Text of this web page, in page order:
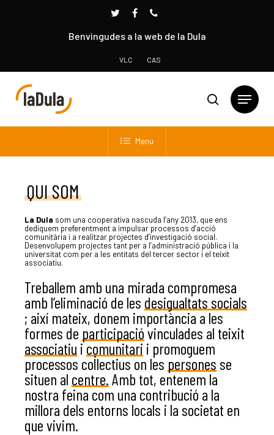
Benvingudes a la web de la Dula
VLC CAS
Menu
QUI SOM
La Dula som una cooperativa nascuda l’any 2013, que ens
dediquem preferentment a impulsar processos d’acció
comunitària i a realitzar projectes d’investigació social.
Desenvolupem projectes tant per a l’administració pública i la
universitat com per a les entitats del tercer sector i el teixit
associatiu.
Treballem amb una mirada compromesa
amb l’eliminació de les desigualtats socials
; així mateix, donem importància a les
formes de participacióvinculades al teixit
associatiu icomunitari i promoguem
processos col·lectius on les persones se
situen al centre.Amb tot, entenem la
nostra feina com una contribució a la
millora dels entorns locals i la societat en
que vivim.